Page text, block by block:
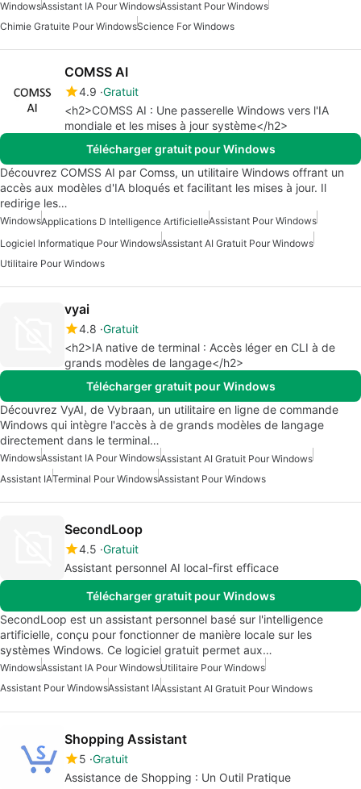
WindowsAssistant IA Pour WindowsAssistant Pour Windows
Chimie Gratuite Pour WindowsScience For Windows
COMSS AI
4.9 Gratuit
<h2>COMSS AI : Une passerelle Windows vers l'IA
mondiale et les mises à jour système</h2>
Télécharger gratuit pour Windows
Découvrez COMSS AI par Comss, un utilitaire Windows offrant un
accès aux modèles d'IA bloqués et facilitant les mises à jour. Il
redirige les…
WindowsApplications D Intelligence ArtificielleAssistant Pour Windows
Logiciel Informatique Pour WindowsAssistant AI Gratuit Pour Windows
Utilitaire Pour Windows
vyai
4.8 Gratuit
<h2>IA native de terminal : Accès léger en CLI à de
grands modèles de langage</h2>
Télécharger gratuit pour Windows
Découvrez VyAI, de Vybraan, un utilitaire en ligne de commande
Windows qui intègre l'accès à de grands modèles de langage
directement dans le terminal…
WindowsAssistant IA Pour WindowsAssistant AI Gratuit Pour Windows
Assistant IATerminal Pour WindowsAssistant Pour Windows
SecondLoop
4.5 Gratuit
Assistant personnel AI local-first efficace
Télécharger gratuit pour Windows
SecondLoop est un assistant personnel basé sur l'intelligence
artificielle, conçu pour fonctionner de manière locale sur les
systèmes Windows. Ce logiciel gratuit permet aux…
WindowsAssistant IA Pour WindowsUtilitaire Pour Windows
Assistant Pour WindowsAssistant IAAssistant AI Gratuit Pour Windows
Shopping Assistant
5 Gratuit
Assistance de Shopping : Un Outil Pratique